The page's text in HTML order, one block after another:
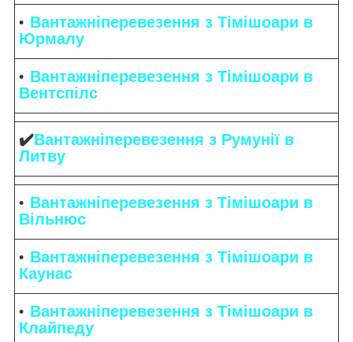
Вантажніперевезення з Тімішоари в
Юрмалу
Вантажніперевезення з Тімішоари в
Вентспілс
✔️Вантажніперевезення з Румунії в
Литву
Вантажніперевезення з Тімішоари в
Вільнюс
Вантажніперевезення з Тімішоари в
Каунас
Вантажніперевезення з Тімішоари в
Клайпеду